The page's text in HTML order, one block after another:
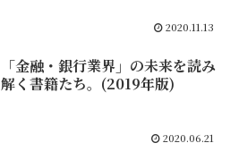
2020.11.13
「金融・銀行業界」の未来を読み
解く書籍たち。(2019年版)
2020.06.21